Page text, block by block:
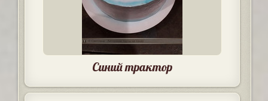
Синий трактор